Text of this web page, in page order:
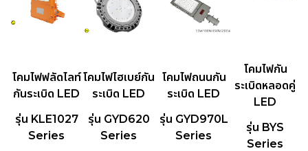
โคมไฟฟลัดไลท์
กันระเบิด LED
รุ่น KLE1027
Series
โคมไฟไฮเบย์กัน
ระเบิด LED
รุ่น GYD620
Series
โคมไฟถนนกัน
ระเบิด LED
รุ่น GYD970L
Series
โคมไฟกัน
ระเบิดหลอดคู่
LED
รุ่น BYS
Series